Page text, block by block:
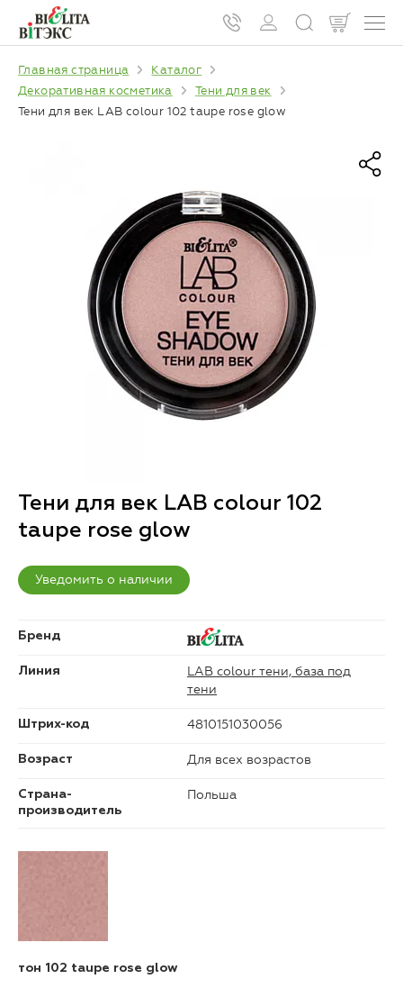
Главная страница
Каталог
Декоративная косметика
Тени для век
Тени для век LAB colour 102 taupe rose glow
Тени для век LAB colour 102
taupe rose glow
Уведомить о наличии
Бренд
Линия
LAB colour тени, база под
тени
Штрих-код 4810151030056
Возраст Для всех возрастов
Страна-
производитель
Польша
тон 102 taupe rose glow